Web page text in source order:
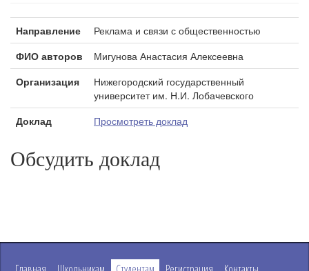
Направление
Реклама и связи с общественностью
ФИО авторов
Мигунова Анастасия Алексеевна
Организация
Нижегородский государственный
университет им. Н.И. Лобачевского
Доклад
Просмотреть доклад
Обсудить доклад